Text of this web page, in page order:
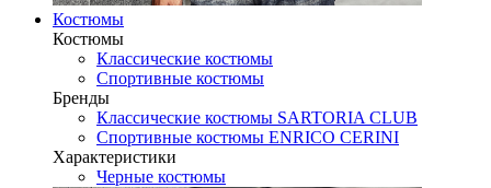
Костюмы
Костюмы
Классические костюмы
Спортивные костюмы
Бренды
Классические костюмы SARTORIA CLUB
Спортивные костюмы ENRICO CERINI
Характеристики
Черные костюмы